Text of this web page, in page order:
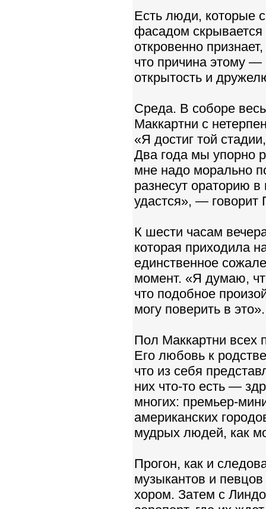
Есть люди, которые
фасадом
откровенно
что причина этому —
открытость и
Среда. В соборе
Маккартни с
«Я достиг той
Два года мы упорно
мне надо морально
разнесут ораторию в
удастся», — говорит
К шести часам
которая приходила
единственное
момент. «Я думаю,
что подобное
могу поверить в это».
Пол Маккартни всех
Его любовь к
что из себя
них что-то есть —
многих: премьер-
американских
мудрых людей, как
Прогон, как и
музыкантов и
хором. Затем с